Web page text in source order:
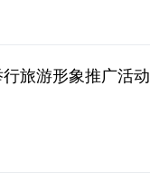
旅游形象推广活动